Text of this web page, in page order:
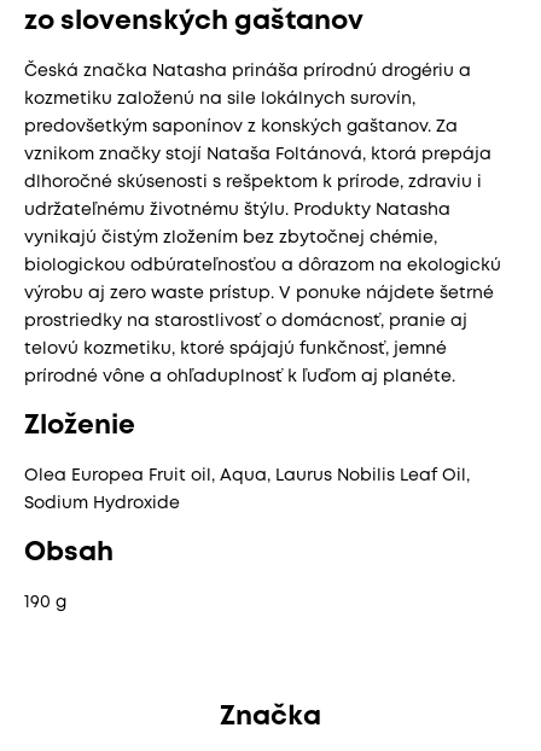
zo slovenských gaštanov
Česká značka Natasha prináša prírodnú drogériu a
kozmetiku založenú na sile lokálnych surovín,
predovšetkým saponínov z konských gaštanov. Za
vznikom značky stojí Nataša Foltánová, ktorá prepája
dlhoročné skúsenosti s rešpektom k prírode, zdraviu i
udržateľnému životnému štýlu. Produkty Natasha
vynikajú čistým zložením bez zbytočnej chémie,
biologickou odbúrateľnosťou a dôrazom na ekologickú
výrobu aj zero waste prístup. V ponuke nájdete šetrné
prostriedky na starostlivosť o domácnosť, pranie aj
telovú kozmetiku, ktoré spájajú funkčnosť, jemné
prírodné vône a ohľaduplnosť k ľuďom aj planéte.
Zloženie
Olea Europea Fruit oil, Aqua, Laurus Nobilis Leaf Oil,
Sodium Hydroxide
Obsah
190 g
Značka